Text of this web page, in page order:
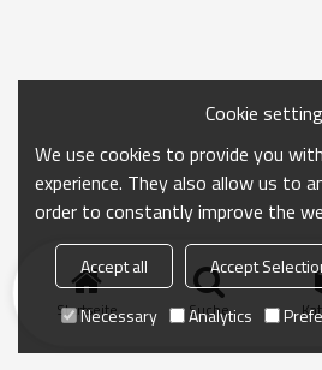
Startseite Suche
Cookie
We use cookies to provide you
experience. They also allow us to
order to constantly improve the
Accept all Accept
Necessary
Analytics